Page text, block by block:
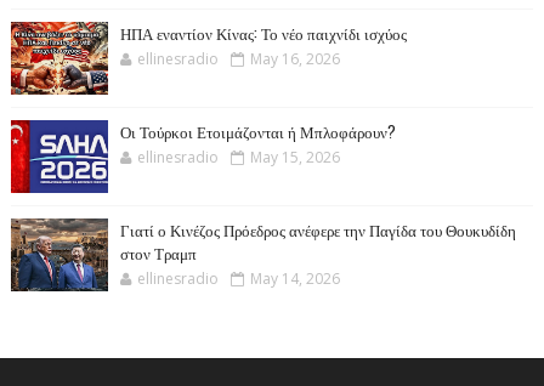
ΗΠΑ εναντίον Κίνας: Το νέο παιχνίδι ισχύος
ellinesradio May 16, 2026
Οι Τούρκοι Ετοιμάζονται ή Μπλοφάρουν?
ellinesradio May 15, 2026
Γιατί ο Κινέζος Πρόεδρος ανέφερε την Παγίδα του Θουκυδίδη
στον Τραμπ
ellinesradio May 14, 2026